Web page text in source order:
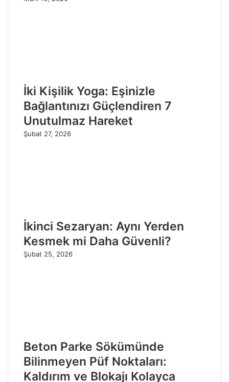
İki Kişilik Yoga: Eşinizle
Bağlantınızı Güçlendiren 7
Unutulmaz Hareket
Şubat 27, 2026
İkinci Sezaryan: Aynı Yerden
Kesmek mi Daha Güvenli?
Şubat 25, 2026
Beton Parke Sökümünde
Bilinmeyen Püf Noktaları:
Kaldırım ve Blokajı Kolayca